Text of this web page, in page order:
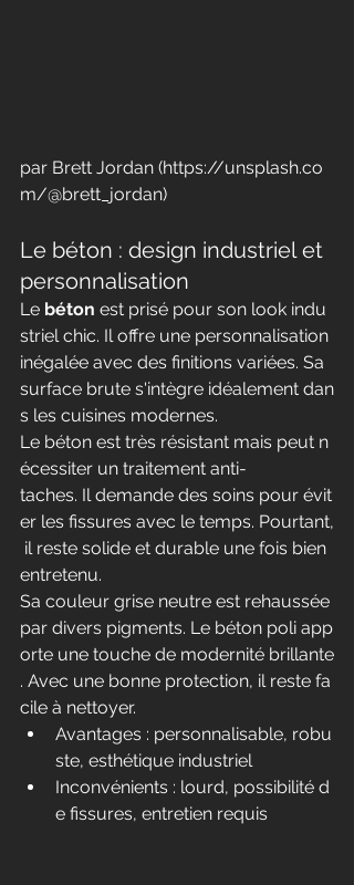
par Brett Jordan (https://unsplash.co
m/@brett_jordan)
Le béton : design industriel et
personnalisation
Le béton est prisé pour son look indu
striel chic. Il offre une personnalisation
inégalée avec des finitions variées. Sa
surface brute s'intègre idéalement dan
s les cuisines modernes.
Le béton est très résistant mais peut n
écessiter un traitement anti-
taches. Il demande des soins pour évit
er les fissures avec le temps. Pourtant,
il reste solide et durable une fois bien
entretenu.
Sa couleur grise neutre est rehaussée
par divers pigments. Le béton poli app
orte une touche de modernité brillante
. Avec une bonne protection, il reste fa
cile à nettoyer.
Avantages : personnalisable, robu
ste, esthétique industriel
Inconvénients : lourd, possibilité d
e fissures, entretien requis